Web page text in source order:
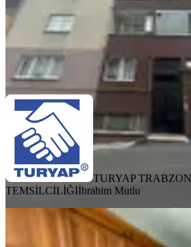
TURYAP TRABZON TEMSİLCİLİĞİ
Ara
TURYAP TRABZON
TEMSİLCİLİĞİİbrahim Mutlu
BALKONLU
Trabzon'da